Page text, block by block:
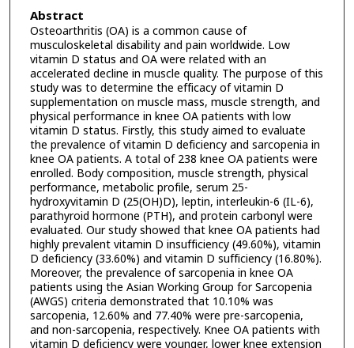
Abstract
Osteoarthritis (OA) is a common cause of
musculoskeletal disability and pain worldwide. Low
vitamin D status and OA were related with an
accelerated decline in muscle quality. The purpose of this
study was to determine the efficacy of vitamin D
supplementation on muscle mass, muscle strength, and
physical performance in knee OA patients with low
vitamin D status. Firstly, this study aimed to evaluate
the prevalence of vitamin D deficiency and sarcopenia in
knee OA patients. A total of 238 knee OA patients were
enrolled. Body composition, muscle strength, physical
performance, metabolic profile, serum 25-
hydroxyvitamin D (25(OH)D), leptin, interleukin-6 (IL-6),
parathyroid hormone (PTH), and protein carbonyl were
evaluated. Our study showed that knee OA patients had
highly prevalent vitamin D insufficiency (49.60%), vitamin
D deficiency (33.60%) and vitamin D sufficiency (16.80%).
Moreover, the prevalence of sarcopenia in knee OA
patients using the Asian Working Group for Sarcopenia
(AWGS) criteria demonstrated that 10.10% was
sarcopenia, 12.60% and 77.40% were pre-sarcopenia,
and non-sarcopenia, respectively. Knee OA patients with
vitamin D deficiency were younger, lower knee extension